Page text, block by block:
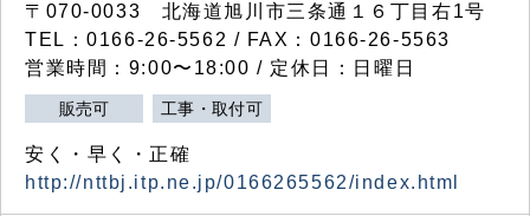
〒070-0033 北海道旭川市三条通１６丁目右1号
TEL：0166-26-5562 / FAX：0166-26-5563
営業時間：9:00〜18:00 / 定休日：日曜日
販売可 工事・取付可
安く・早く・正確
http://nttbj.itp.ne.jp/0166265562/index.html